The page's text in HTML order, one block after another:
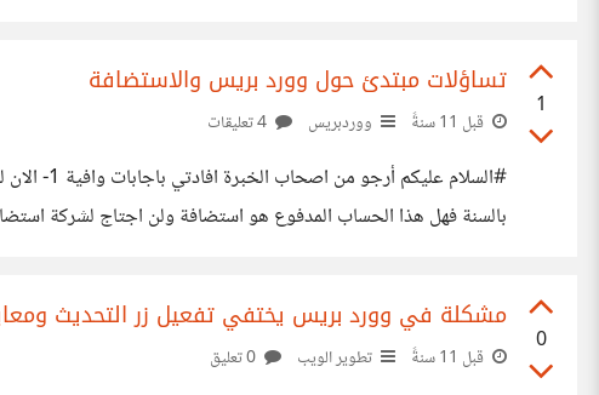
1
تساؤلات مبتدئ حول وورد بريس والاستضافة
قبل 11 سنةً ووردبريس
0
مشكلة في وورد بريس يختفي تفعيل زر التحديث
قبل 11 سنةً تطوير الويب